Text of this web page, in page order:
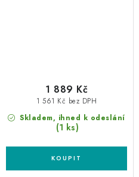
Skladem, ihned k odeslání
(1 ks)
1 561 Kč bez DPH
1 889 Kč